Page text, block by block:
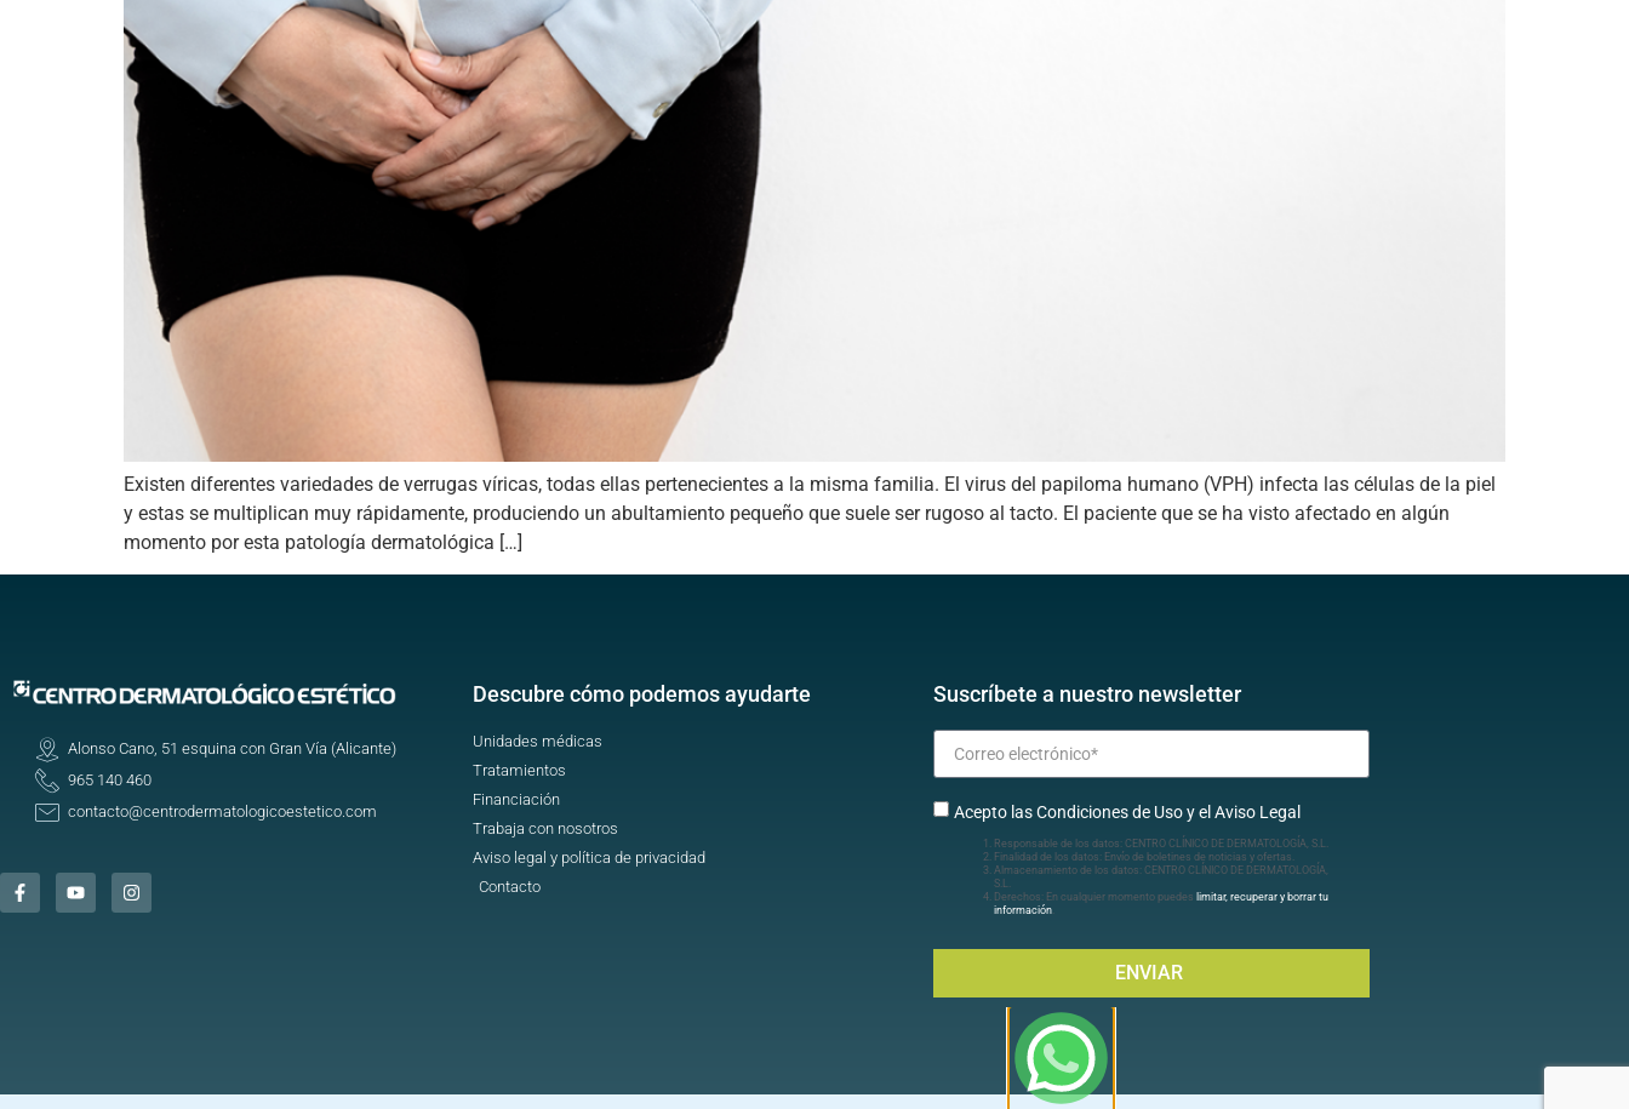
Existen diferentes variedades de verrugas víricas, todas ellas pertenecientes a la misma familia. El virus del papiloma humano (VPH) infecta las células de la piel
y estas se multiplican muy rápidamente, produciendo un abultamiento pequeño que suele ser rugoso al tacto. El paciente que se ha visto afectado en algún
momento por esta patología dermatológica […]
Alonso Cano, 51 esquina con Gran Vía (Alicante)
965 140 460
contacto@centrodermatologicoestetico.com
Descubre cómo podemos ayudarte
Unidades médicas
Tratamientos
Financiación
Trabaja con nosotros
Aviso legal y política de privacidad
Contacto
Suscríbete a nuestro newsletter
Acepto las Condiciones de Uso y el Aviso Legal
Responsable de los datos: CENTRO CLÍNICO DE DERMATOLOGÍA, S.L.
Finalidad de los datos: Envío de boletines de noticias y ofertas.
Almacenamiento de los datos: CENTRO CLÍNICO DE DERMATOLOGÍA,
S.L.
Derechos: En cualquier momento puedes limitar, recuperar y borrar tu
información.
ENVIAR